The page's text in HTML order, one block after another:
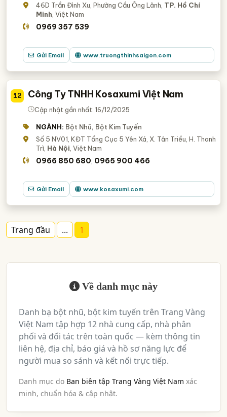
46D Trần Đình Xu, Phường Cầu Ông Lãnh, TP. Hồ Chí
Minh , Việt Nam
0969 357 539
Gửi Email www.truongthinhsaigon.com
12 Công Ty TNHH Kosaxumi Việt Nam
Cập nhật gần nhất: 16/12/2025
NGÀNH: Bột Nhũ, Bột Kim Tuyến
Số 5 NV01, KĐT Tổng Cục 5 Yên Xá, X. Tân Triều, H. Thanh
Trì, Hà Nội , Việt Nam
0966 850 680 0965 900 466
Gửi Email www.kosaxumi.com
Trang đầu ... 1
Về danh mục này
Danh bạ bột nhũ, bột kim tuyến trên Trang Vàng
Việt Nam tập hợp 12 nhà cung cấp, nhà phân
phối và đối tác trên toàn quốc — kèm thông tin
liên hệ, địa chỉ, báo giá và hồ sơ năng lực để
người mua so sánh và kết nối trực tiếp.
Danh mục do Ban biên tập Trang Vàng Việt Nam xác
minh, chuẩn hóa & cập nhật.